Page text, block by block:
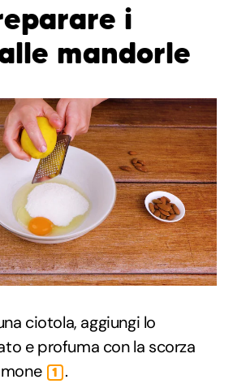
i
mandorle
ciotola, aggiungi lo
e profuma con la scorza
1 .